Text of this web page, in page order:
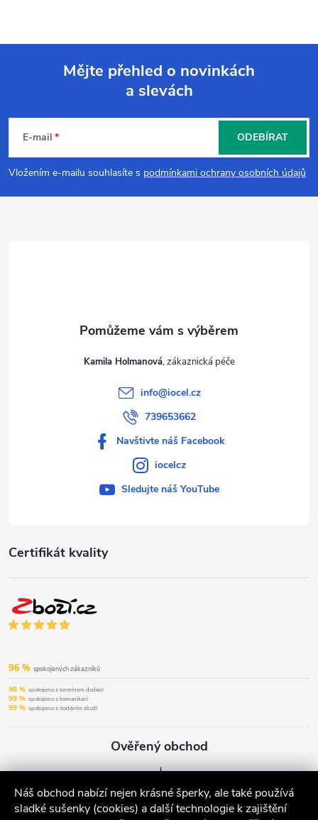
Náš obchod nabízí nejen krásné šperky, ale také používá
sladké sušenky (cookies) a další technologie k zajištění
p
a
Mějte přehled o novinkách
a slevách
E-mail
Vložením e-mailu souhlasíte s podmínkami ochrany osobních údajů
ODEBÍRAT
Certifikát kvality
96 % spokojených zákazníků
98 % spokojeno s termínem dodání
99 % spokojeno s komunikací
99 % spokojeno s dodáním zboží
Ověřený obchod
Kamila Holmanová
info@iocel.cz
739653662
Navštivte náš Facebook
iocelcz
Sledujte náš YouTube